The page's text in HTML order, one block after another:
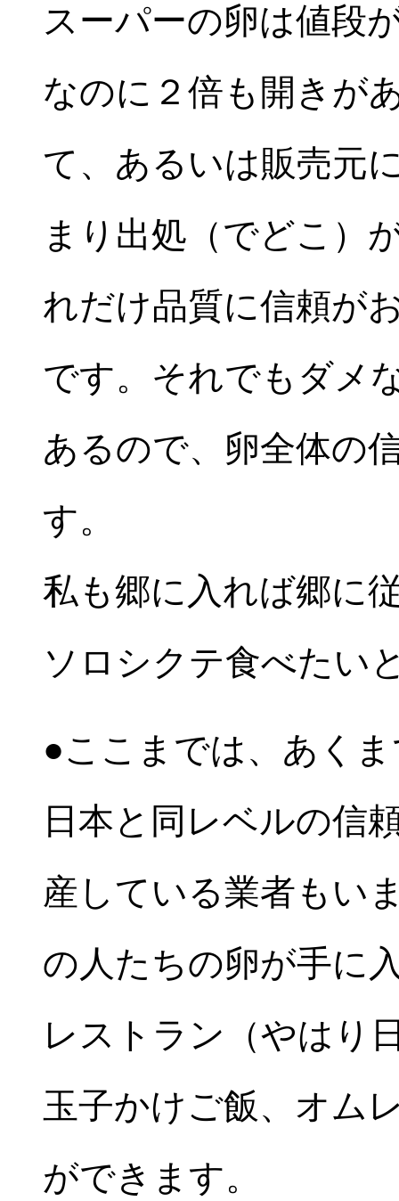
スーパーの卵は値段
なのに２倍も開きが
て、あるいは販売元
まり出処（でどこ）
れだけ品質に信頼が
です。それでもダメ
あるので、卵全体の
す。
私も郷に入れば郷に
ソロシクテ食べたい
●ここまでは、あく
日本と同レベルの信
産している業者もい
の人たちの卵が手に
レストラン（やはり
玉子かけご飯、オム
ができます。